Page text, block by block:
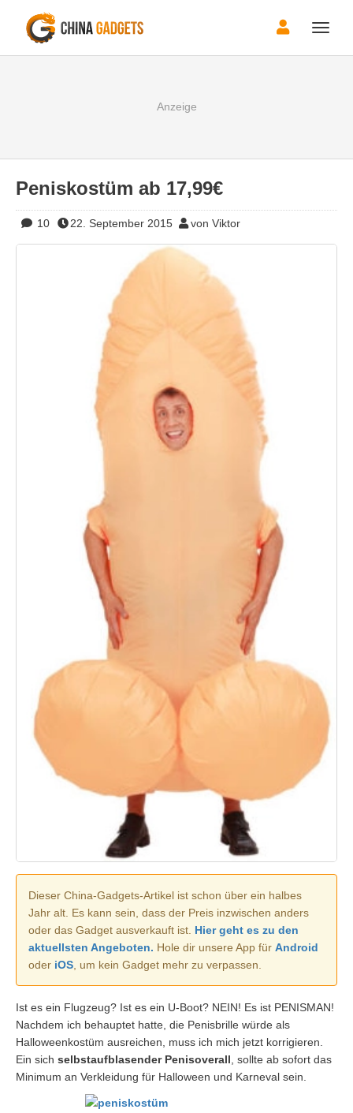
Toggle
Peniskostüm ab 17,99€
10 22. September 2015 von Viktor
Dieser China-Gadgets-Artikel ist schon über ein halbes
Jahr alt. Es kann sein, dass der Preis inzwischen anders
oder das Gadget ausverkauft ist. Hier geht es zu den
aktuellsten Angeboten. Hole dir unsere App für Android
oder iOS, um kein Gadget mehr zu verpassen.
Ist es ein Flugzeug? Ist es ein U-Boot? NEIN! Es ist PENISMAN!
Nachdem ich behauptet hatte, die Penisbrille würde als
Halloweenkostüm ausreichen, muss ich mich jetzt korrigieren.
Ein sich selbstaufblasender Penisoverall, sollte ab sofort das
Minimum an Verkleidung für Halloween und Karneval sein.